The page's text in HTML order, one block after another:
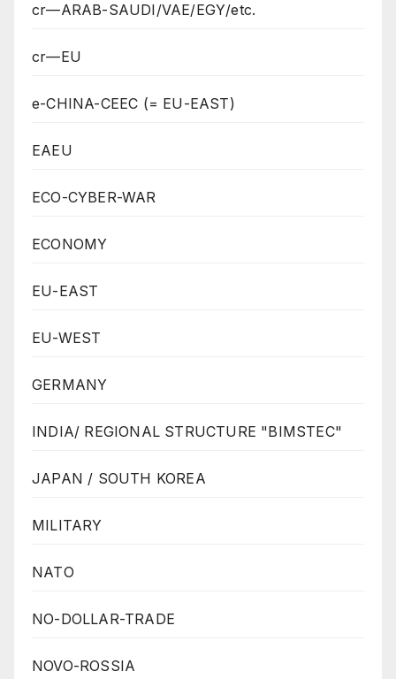
cr—ARAB-SAUDI/VAE/EGY/etc.
cr—EU
e-CHINA-CEEC (= EU-EAST)
EAEU
ECO-CYBER-WAR
ECONOMY
EU-EAST
EU-WEST
GERMANY
INDIA/ REGIONAL STRUCTURE "BIMSTEC"
JAPAN / SOUTH KOREA
MILITARY
NATO
NO-DOLLAR-TRADE
NOVO-ROSSIA